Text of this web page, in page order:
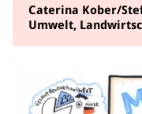
Caterina Kober/
Umwelt,